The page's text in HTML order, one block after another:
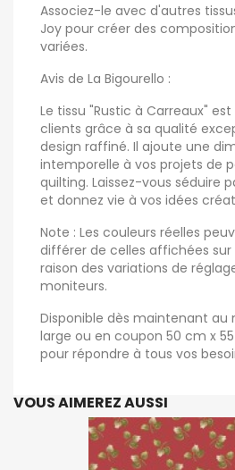
Associez-le avec d'autres
Joy pour créer des
variées.
Avis de La Bigourello :
Le tissu "Rustic à Carreaux"
clients grâce à sa qualité
design raffiné. Il ajoute une
intemporelle à vos projets de
quilting. Laissez-vous séduire
et donnez vie à vos idées
Note : Les couleurs réelles
différer de celles affichées
raison des variations de
moniteurs.
Disponible dès maintenant au
large ou en coupon 50 cm x
pour répondre à tous vos
VOUS AIMEREZ AUSSI